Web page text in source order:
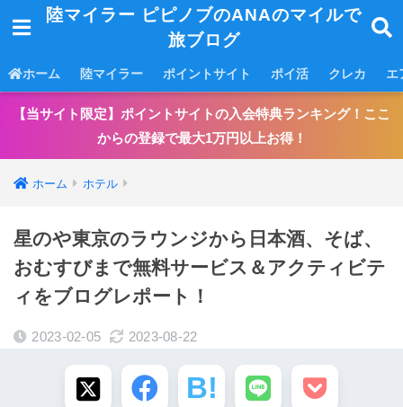
陸マイラー ピピノブのANAのマイルで
旅ブログ
ホーム 陸マイラー ポイントサイト ポイ活 クレカ エ
【当サイト限定】ポイントサイトの入会特典ランキング！ここ
からの登録で最大1万円以上お得！
ホーム ホテル
星のや東京のラウンジから日本酒、そば、
おむすびまで無料サービス＆アクティビテ
ィをブログレポート！
2023-02-05 2023-08-22